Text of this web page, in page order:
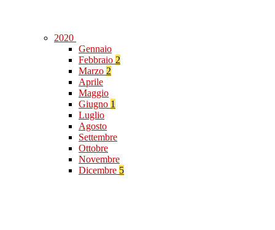
2020
Gennaio
Febbraio 2
Marzo 2
Aprile
Maggio
Giugno 1
Luglio
Agosto
Settembre
Ottobre
Novembre
Dicembre 5